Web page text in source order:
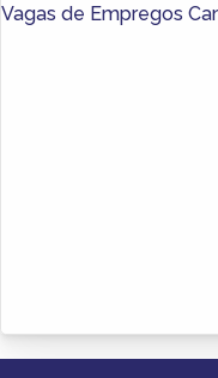
Vagas de Empregos